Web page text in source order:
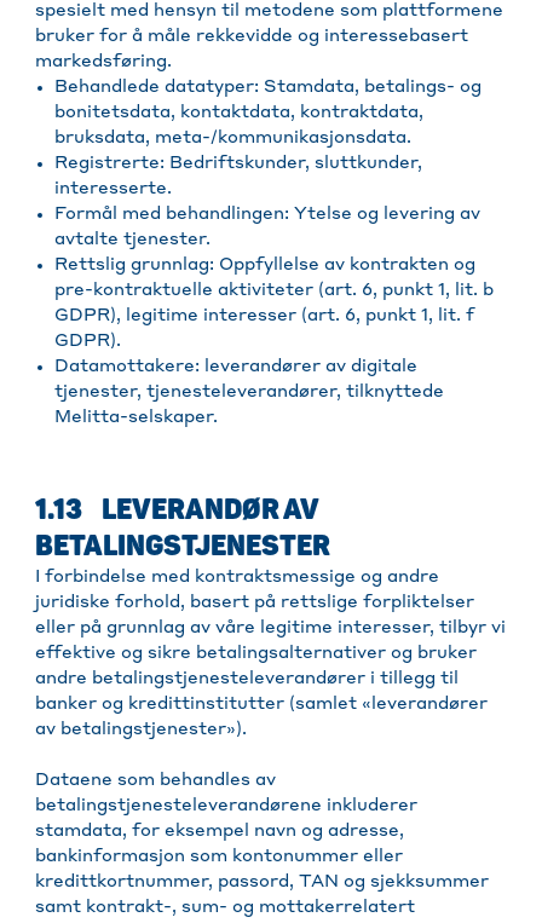
spesielt med hensyn til metodene som plattformene
bruker for å måle rekkevidde og interessebasert
markedsføring.
Behandlede datatyper: Stamdata, betalings- og
bonitetsdata, kontaktdata, kontraktdata,
bruksdata, meta-/kommunikasjonsdata.
Registrerte: Bedriftskunder, sluttkunder,
interesserte.
Formål med behandlingen: Ytelse og levering av
avtalte tjenester.
Rettslig grunnlag: Oppfyllelse av kontrakten og
pre-kontraktuelle aktiviteter (art. 6, punkt 1, lit. b
GDPR), legitime interesser (art. 6, punkt 1, lit. f
GDPR).
Datamottakere: leverandører av digitale
tjenester, tjenesteleverandører, tilknyttede
Melitta-selskaper.
1.13 LEVERANDØR AV
BETALINGSTJENESTER
I forbindelse med kontraktsmessige og andre
juridiske forhold, basert på rettslige forpliktelser
eller på grunnlag av våre legitime interesser, tilbyr vi
effektive og sikre betalingsalternativer og bruker
andre betalingstjenesteleverandører i tillegg til
banker og kredittinstitutter (samlet «leverandører
av betalingstjenester»).
Dataene som behandles av
betalingstjenesteleverandørene inkluderer
stamdata, for eksempel navn og adresse,
bankinformasjon som kontonummer eller
kredittkortnummer, passord, TAN og sjekksummer
samt kontrakt-, sum- og mottakerrelatert